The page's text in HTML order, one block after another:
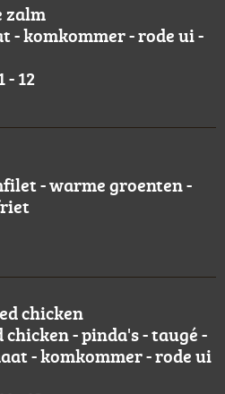
zalm
- komkommer - rode ui -
- 12
- warme groenten -
chicken
- pinda's - taugé -
- komkommer - rode ui